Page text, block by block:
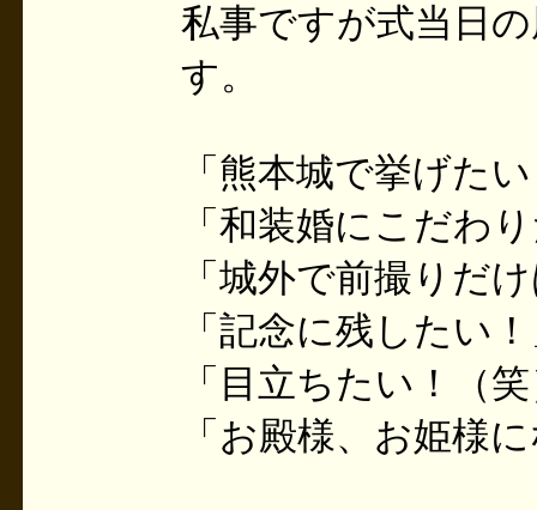
私事ですが式当日
す。
「熊本城で挙げた
「和装婚にこだわ
「城外で前撮りだ
「記念に残したい
「目立ちたい！（
「お殿様、お姫様